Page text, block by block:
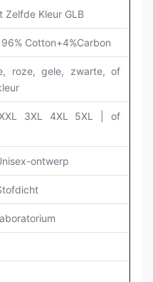
Zelfde Kleur GLB
Cotton+4%Carbon
roze, gele, zwarte, of
3XL 4XL 5XL | of
ontwerp